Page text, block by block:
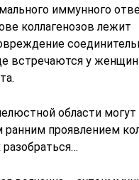
иммунного
коллагенозов лежит
встречаются у женщин
области
проявлением